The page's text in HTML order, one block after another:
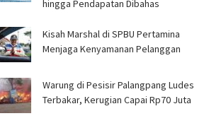
hingga Pendapatan Dibahas
Kisah Marshal di SPBU Pertamina
Menjaga Kenyamanan Pelanggan
Warung di Pesisir Palangpang Ludes
Terbakar, Kerugian Capai Rp70 Juta